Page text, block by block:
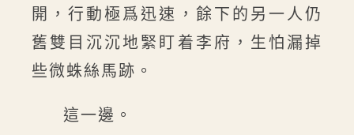
開，行動極爲迅速，餘下的另一人仍
舊雙目沉沉地緊盯着李府，生怕漏掉
些微蛛絲馬跡。
這一邊。